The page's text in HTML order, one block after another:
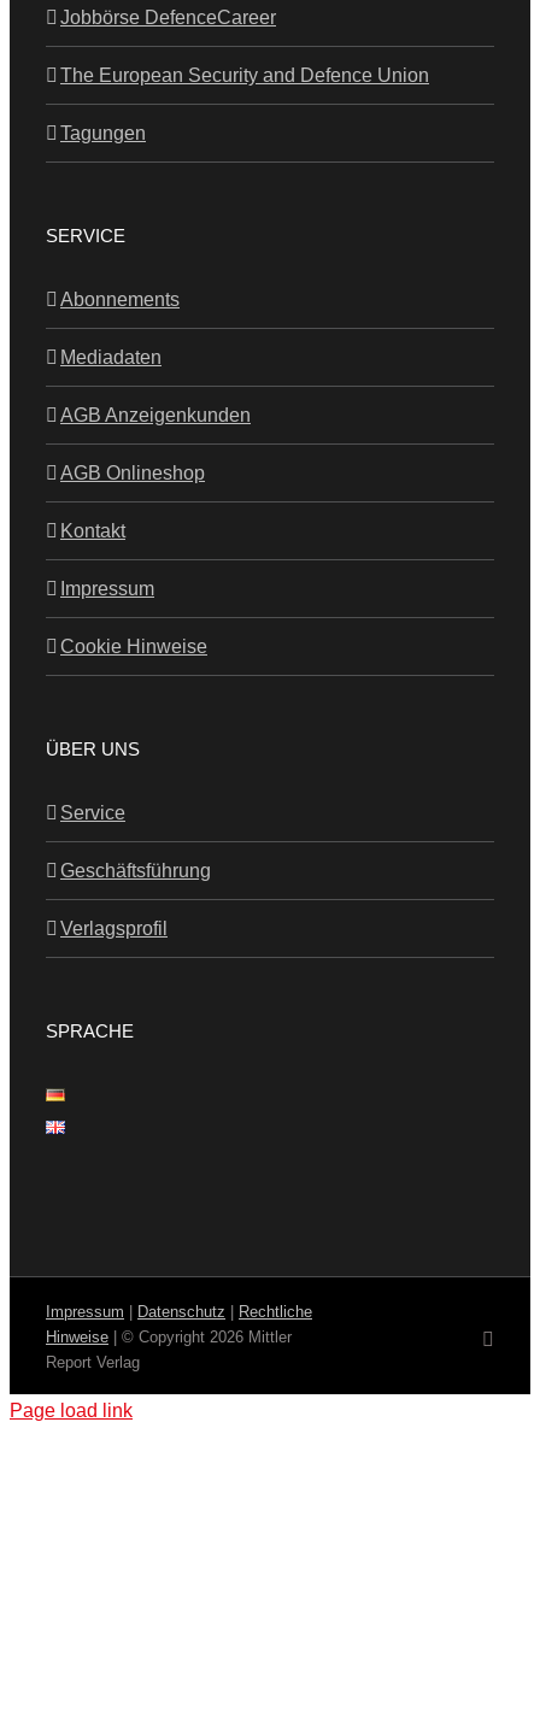
Jobbörse DefenceCareer
The European Security and Defence Union
Tagungen
SERVICE
Abonnements
Mediadaten
AGB Anzeigenkunden
AGB Onlineshop
Kontakt
Impressum
Cookie Hinweise
ÜBER UNS
Service
Geschäftsführung
Verlagsprofil
SPRACHE
Impressum Datenschutz
Rechtliche
Hinweise | © Copyright 2026 Mittler
Report Verlag
Page load link